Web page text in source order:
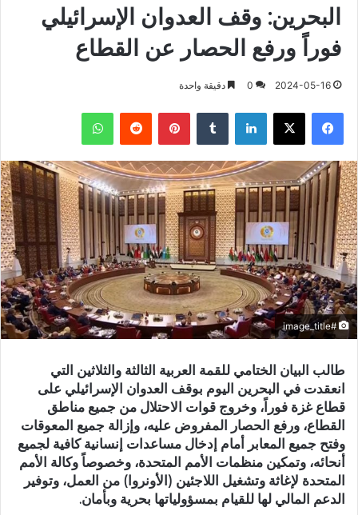
البحرين: وقف العدوان الإسرائيلي
فوراً ورفع الحصار عن القطاع
2024-05-16
0 دقيقة واحدة
فيسبوك X لينكدإن بينتيريست واتساب
#image_title
طالب البيان الختامي للقمة العربية الثالثة والثلاثين التي
انعقدت في البحرين اليوم بوقف العدوان الإسرائيلي على
قطاع غزة فوراً، وخروج قوات الاحتلال من جميع مناطق
القطاع، ورفع الحصار المفروض عليه، وإزالة جميع المعوقات
وفتح جميع المعابر أمام إدخال مساعدات إنسانية كافية لجميع
أنحائه، وتمكين منظمات الأمم المتحدة، وخصوصاً وكالة الأمم
المتحدة لإغاثة وتشغيل اللاجئين (الأونروا) من العمل، وتوفير
الدعم المالي لها للقيام بمسؤولياتها بحرية وبأمان.